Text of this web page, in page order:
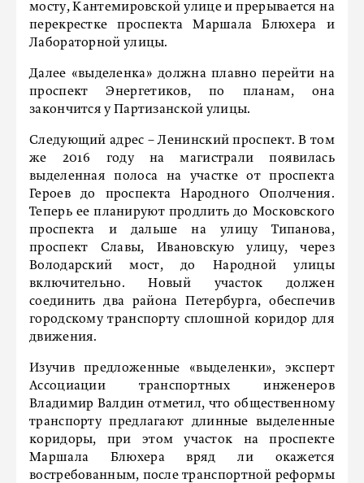
мосту, Кантемировской улице и прерывается на
перекрестке проспекта Маршала Блюхера и
Лабораторной улицы.
Далее «выделенка» должна плавно перейти на
проспект Энергетиков, по планам, она
закончится у Партизанской улицы.
Следующий адрес – Ленинский проспект. В том
же 2016 году на магистрали появилась
выделенная полоса на участке от проспекта
Героев до проспекта Народного Ополчения.
Теперь ее планируют продлить до Московского
проспекта и дальше на улицу Типанова,
проспект Славы, Ивановскую улицу, через
Володарский мост, до Народной улицы
включительно. Новый участок должен
соединить два района Петербурга, обеспечив
городскому транспорту сплошной коридор для
движения.
Изучив предложенные «выделенки», эксперт
Ассоциации транспортных инженеров
Владимир Валдин отметил, что общественному
транспорту предлагают длинные выделенные
коридоры, при этом участок на проспекте
Маршала Блюхера вряд ли окажется
востребованным, после транспортной реформы